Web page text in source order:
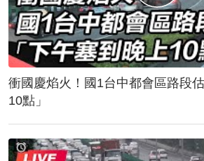
衝國慶焰火！國1台中都會區路段
10點」